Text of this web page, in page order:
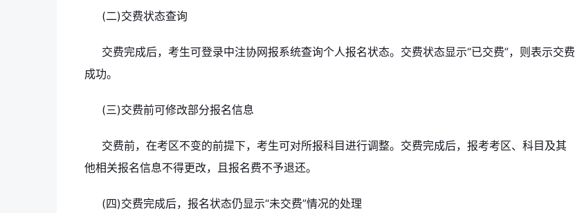
(二)交费状态查询
交费完成后，考生可登录中注协网报系统查询个人报名状态。交费状态显示“已交费”，则表示交费
成功。
(三)交费前可修改部分报名信息
交费前，在考区不变的前提下，考生可对所报科目进行调整。交费完成后，报考考区、科目及其
他相关报名信息不得更改，且报名费不予退还。
(四)交费完成后，报名状态仍显示“未交费”情况的处理